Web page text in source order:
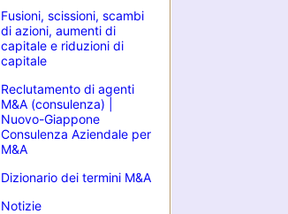
Fusioni, scissioni, scambi
di azioni, aumenti di
capitale e riduzioni di
capitale
Reclutamento di agenti
M&A (consulenza) |
Nuovo-Giappone
Consulenza Aziendale per
M&A
Dizionario dei termini M&A
Notizie